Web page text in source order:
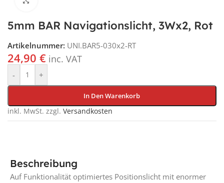
5mm BAR Navigationslicht, 3Wx2, Rot
Artikelnummer: UNI.BAR5-030x2-RT
24,90 € inc. VAT
- +
In Den Warenkorb
inkl. MwSt. zzgl. Versandkosten
Beschreibung
Auf Funktionalität optimiertes Positionslicht mit enormer